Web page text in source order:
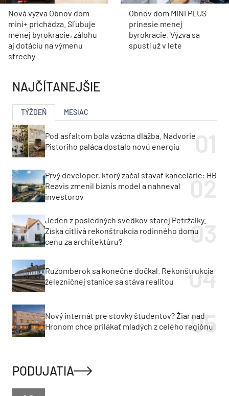
Nová výzva Obnov dom
mini+ prichádza. Sľubuje
menej byrokracie, zálohu
aj dotáciu na výmenu
strechy
Obnov dom MINI PLUS
prinesie menej
byrokracie. Výzva sa
spustí už v lete
NAJČÍTANEJŠIE
TÝŽDEŇ MESIAC
Pod asfaltom bola vzácna dlažba. Nádvorie
Pistoriho paláca dostalo novú energiu
Prvý developer, ktorý začal stavať kancelárie: HB
Reavis zmenil biznis model a nahneval
investorov
Jeden z posledných svedkov starej Petržalky.
Získa citlivá rekonštrukcia rodinného domu
cenu za architektúru?
Ružomberok sa konečne dočkal. Rekonštrukcia
železničnej stanice sa stáva realitou
Nový internát pre stovky študentov? Žiar nad
Hronom chce prilákať mladých z celého regiónu
PODUJATIA